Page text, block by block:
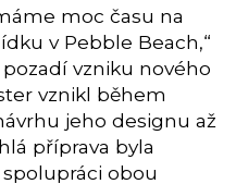
moc času na
v Pebble Beach,“
vzniku nového
vznikl během
jeho designu až
příprava byla
obou